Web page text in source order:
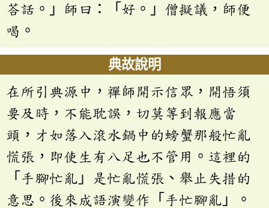
荅話。」師曰：「好。」僧擬議，師便
喝。
典故說明
在所引典源中，禪師開示信眾，開悟須
要及時，不能耽誤，切莫等到報應當
頭，才如落入滾水鍋中的螃蟹那般忙亂
慌張，即使生有八足也不管用。這裡的
「手腳忙亂」是忙亂慌張、舉止失措的
意思。後來成語演變作「手忙腳亂」。